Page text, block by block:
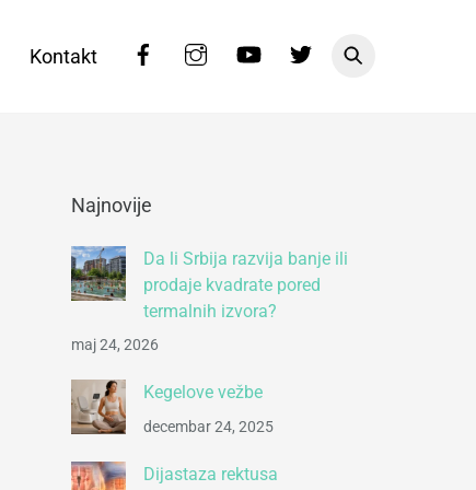
FacebookInstagramYouTubeTwitter
Kontakt
Najnovije
Da li Srbija razvija banje ili
prodaje kvadrate pored
termalnih izvora?
maj 24, 2026
Kegelove vežbe
decembar 24, 2025
Dijastaza rektusa